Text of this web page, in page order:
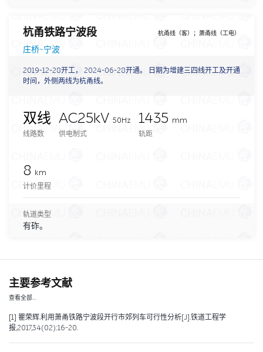
杭甬线（客）；萧甬线（工电）
杭甬铁路宁波段
庄桥~宁波
2019-12-28开工， 2024-06-28开通。 日期为增建三四线开工及开通
时间，外侧两线为杭甬线。
双线
线路数
AC25kV 50Hz
供电制式
1435 mm
轨距
8
km
计价里程
轨道类型
有砟。
主要参考文献
查看全部…
[1] 瞿荣辉.利用萧甬铁路宁波段开行市郊列车可行性分析[J].铁道工程学
报,2017,34(02):16-20.